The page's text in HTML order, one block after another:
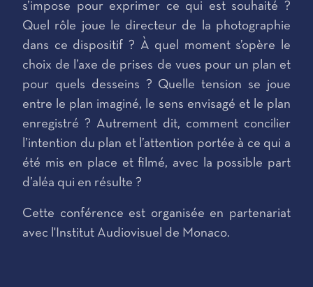
s’impose pour exprimer ce qui est souhaité ?
Quel rôle joue le directeur de la photographie
dans ce dispositif ? À quel moment s’opère le
choix de l’axe de prises de vues pour un plan et
pour quels desseins ? Quelle tension se joue
entre le plan imaginé, le sens envisagé et le plan
enregistré ? Autrement dit, comment concilier
l’intention du plan et l’attention portée à ce qui a
été mis en place et filmé, avec la possible part
d’aléa qui en résulte ?
Cette conférence est organisée en partenariat
avec l'Institut Audiovisuel de Monaco.